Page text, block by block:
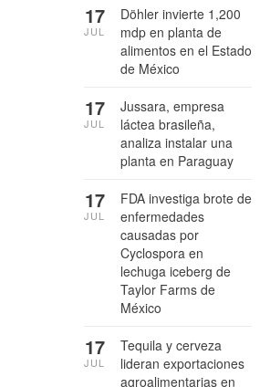
Döhler invierte 1,200
mdp en planta de
alimentos en el Estado
de México
17
JUL
Jussara, empresa
láctea brasileña,
analiza instalar una
planta en Paraguay
17
JUL
FDA investiga brote de
enfermedades
causadas por
Cyclospora en
lechuga iceberg de
Taylor Farms de
México
17
JUL
Tequila y cerveza
lideran exportaciones
agroalimentarias en
17
JUL